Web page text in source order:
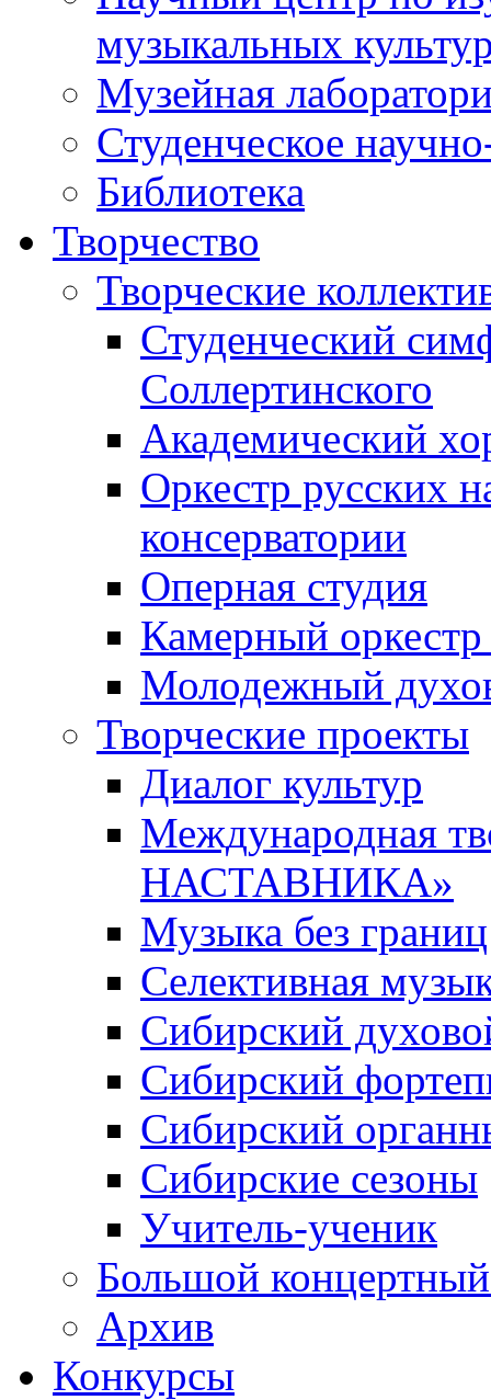
музыкальных
Музейная
Студенческое
Библиотека
Творчество
Творческие
Студенческий
Соллертинского
Академический
Оркестр русских
консерватории
Оперная студия
Камерный оркестр
Молодежный
Творческие проекты
Диалог культур
Международная
НАСТАВНИКА»
Музыка без границ
Селективная
Сибирский
Сибирский
Сибирский
Сибирские сезоны
Учитель-ученик
Большой концертный
Архив
Конкурсы